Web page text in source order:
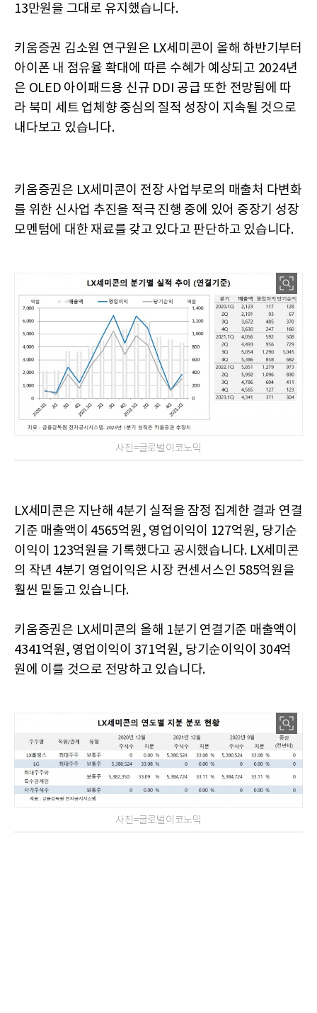
13만원을 그대로 유지했습니다.
키움증권 김소원 연구원은 LX세미콘이 올해 하반기부터
아이폰 내 점유율 확대에 따른 수혜가 예상되고 2024년
은 OLED 아이패드용 신규 DDI 공급 또한 전망됨에 따
라 북미 세트 업체향 중심의 질적 성장이 지속될 것으로
내다보고 있습니다.
키움증권은 LX세미콘이 전장 사업부로의 매출처 다변화
를 위한 신사업 추진을 적극 진행 중에 있어 중장기 성장
모멘텀에 대한 재료를 갖고 있다고 판단하고 있습니다.
사진=글로벌이코노믹
LX세미콘은 지난해 4분기 실적을 잠정 집계한 결과 연결
기준 매출액이 4565억원, 영업이익이 127억원, 당기순
이익이 123억원을 기록했다고 공시했습니다. LX세미콘
의 작년 4분기 영업이익은 시장 컨센서스인 585억원을
훨씬 밑돌고 있습니다.
키움증권은 LX세미콘의 올해 1분기 연결기준 매출액이
4341억원, 영업이익이 371억원, 당기순이익이 304억
원에 이를 것으로 전망하고 있습니다.
사진=글로벌이코노믹